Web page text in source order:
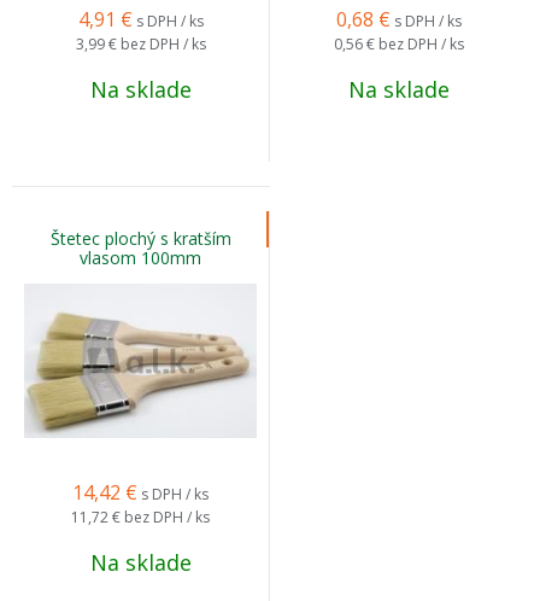
4,91 € s DPH / ks
3,99 € bez DPH / ks
Na sklade
0,68 € s DPH / ks
0,56 € bez DPH / ks
Na sklade
Štetec plochý s kratším
vlasom 100mm
14,42 € s DPH / ks
11,72 € bez DPH / ks
Na sklade